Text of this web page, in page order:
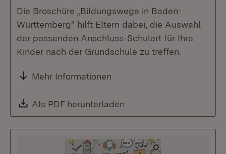
Die Broschüre „Bildungswege in Baden-
Württemberg" hilft Eltern dabei, die Auswahl
der passenden Anschluss-Schulart für Ihre
Kinder nach der Grundschule zu treffen.
Mehr Informationen
Download:
Als PDF herunterladen